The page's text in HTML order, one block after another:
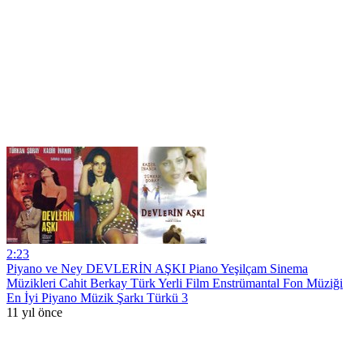
2:23
Piyano ve Ney DEVLERİN AŞKI Piano Yeşilçam Sinema
Müzikleri Cahit Berkay Türk Yerli Film Enstrümantal Fon Müziği
En İyi Piyano Müzik Şarkı Türkü 3
11 yıl önce